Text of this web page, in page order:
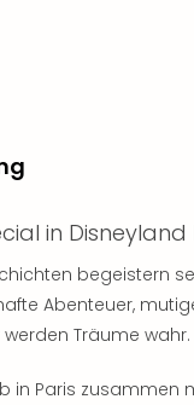
in
begeistern
Abenteuer,
Träume wahr.
in Paris